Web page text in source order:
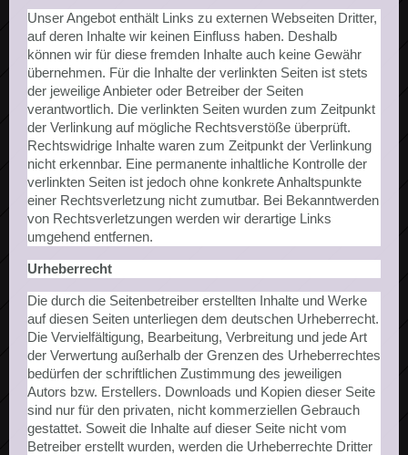
Unser Angebot enthält Links zu externen Webseiten Dritter,
auf deren Inhalte wir keinen Einfluss haben. Deshalb
können wir für diese fremden Inhalte auch keine Gewähr
übernehmen. Für die Inhalte der verlinkten Seiten ist stets
der jeweilige Anbieter oder Betreiber der Seiten
verantwortlich. Die verlinkten Seiten wurden zum Zeitpunkt
der Verlinkung auf mögliche Rechtsverstöße überprüft.
Rechtswidrige Inhalte waren zum Zeitpunkt der Verlinkung
nicht erkennbar. Eine permanente inhaltliche Kontrolle der
verlinkten Seiten ist jedoch ohne konkrete Anhaltspunkte
einer Rechtsverletzung nicht zumutbar. Bei Bekanntwerden
von Rechtsverletzungen werden wir derartige Links
umgehend entfernen.
Urheberrecht
Die durch die Seitenbetreiber erstellten Inhalte und Werke
auf diesen Seiten unterliegen dem deutschen Urheberrecht.
Die Vervielfältigung, Bearbeitung, Verbreitung und jede Art
der Verwertung außerhalb der Grenzen des Urheberrechtes
bedürfen der schriftlichen Zustimmung des jeweiligen
Autors bzw. Erstellers. Downloads und Kopien dieser Seite
sind nur für den privaten, nicht kommerziellen Gebrauch
gestattet. Soweit die Inhalte auf dieser Seite nicht vom
Betreiber erstellt wurden, werden die Urheberrechte Dritter